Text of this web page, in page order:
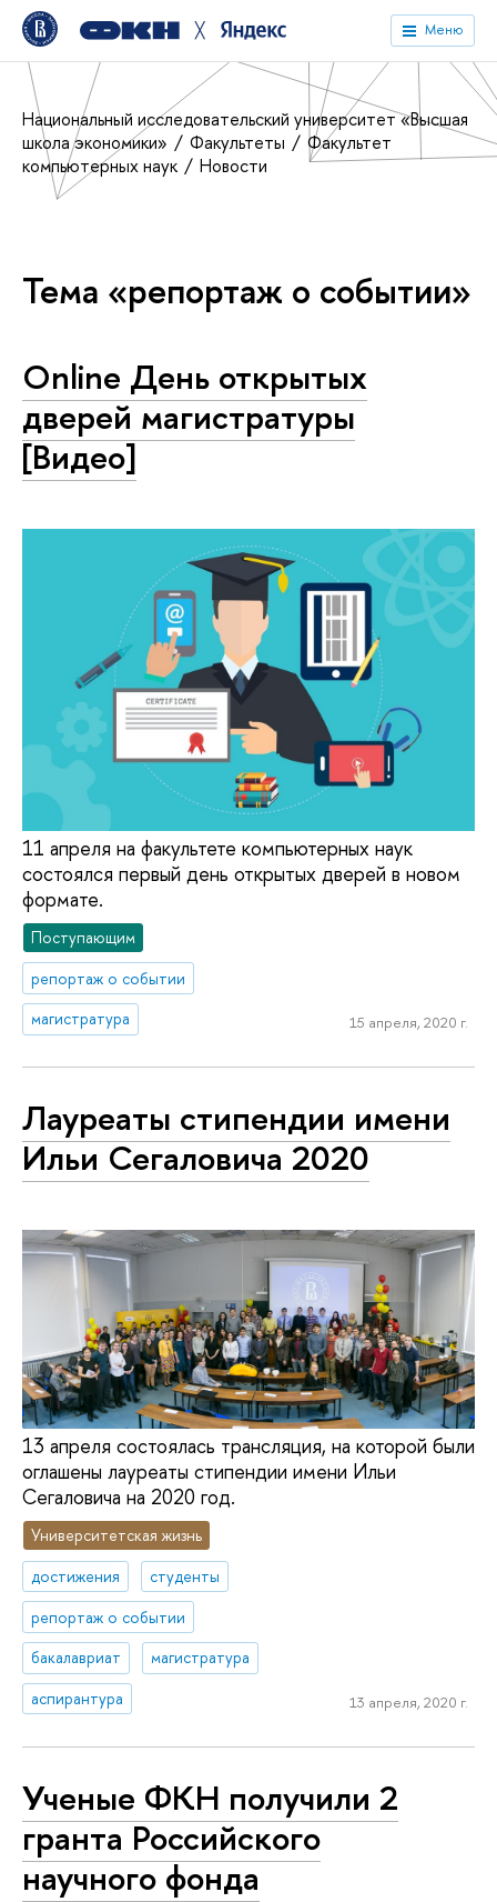
╳ Меню
Национальный исследовательский университет «Высшая
школа экономики»
Факультеты
Факультет
компьютерных наук
Новости
Тема «репортаж о событии»
Online День открытых
дверей магистратуры
[Видео]
11 апреля на факультете компьютерных наук
состоялся первый день открытых дверей в новом
формате.
Поступающим
репортаж о событии
магистратура
15 апреля, 2020 г.
Лауреаты стипендии имени
Ильи Сегаловича 2020
13 апреля состоялась трансляция, на которой были
оглашены лауреаты стипендии имени Ильи
Сегаловича на 2020 год.
Университетская жизнь
достижения
студенты
репортаж о событии
бакалавриат
магистратура
аспирантура
13 апреля, 2020 г.
Ученые ФКН получили 2
гранта Российского
научного фонда